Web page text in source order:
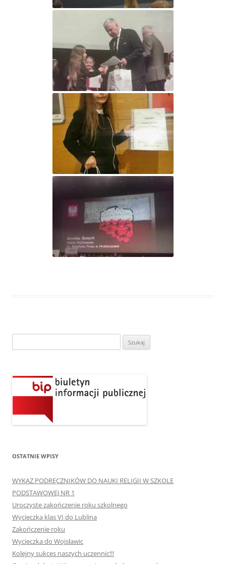
OSTATNIE WPISY
WYKAZ PODRĘCZNIKÓW DO NAUKI RELIGII W SZKOLE
PODSTAWOWEJ NR 1
Uroczyste zakończenie roku szkolnego
Wycieczka klas VI do Lublina
Zakończenie roku
Wycieczka do Wojsławic
Kolejny sukces naszych uczennic!!!